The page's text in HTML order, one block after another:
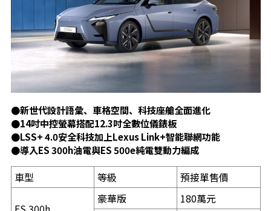
●新世代設計語彙、車格空間、科技座艙全面進化
●14吋中控螢幕搭配12.3吋全數位儀錶板
●LSS+ 4.0安全科技加上Lexus Link+智能聯網功能
●導入ES 300h油電與ES 500e純電雙動力編成
車型 等級 預接單售價
豪華版
180萬元